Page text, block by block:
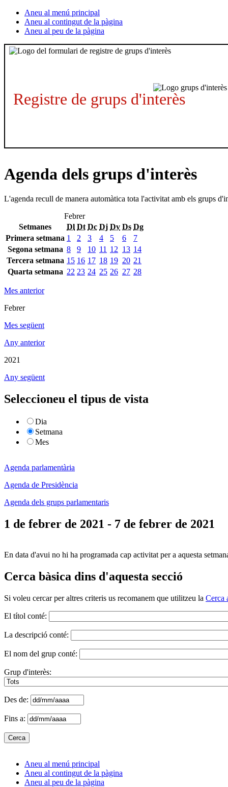
Aneu al menú principal
Aneu al contingut de la pàgina
Aneu al peu de la pàgina
Registre de grups d'interès
Agenda dels grups d'interès
L'agenda recull de manera automàtica tota l'activitat amb els grups
Febrer
Setmanes
Dl Dt Dc Dj Dv Ds Dg
Primera setmana 1 2 3 4 5 6
7
Segona setmana 8 9 10 11 12 13 14
Tercera setmana 15 16 17 18 19 20 21
Quarta setmana 22 23 24 25 26 27 28
Mes anterior
Febrer
Mes següent
Any anterior
2021
Any següent
Seleccioneu el tipus de vista
Dia
Setmana
Mes
Agenda parlamentària
Agenda de Presidència
Agenda dels grups parlamentaris
1 de febrer de 2021 - 7 de febrer de 2021
En data d'avui no hi ha programada cap activitat per a aquesta
Cerca bàsica dins d'aquesta secció
Si voleu cercar per altres criteris us recomanem que utilitzeu la Cerca
El títol conté:
La descripció conté:
El nom del grup conté:
Grup d'interès:
Des de:
Fins a:
Aneu al menú principal
Aneu al contingut de la pàgina
Aneu al peu de la pàgina